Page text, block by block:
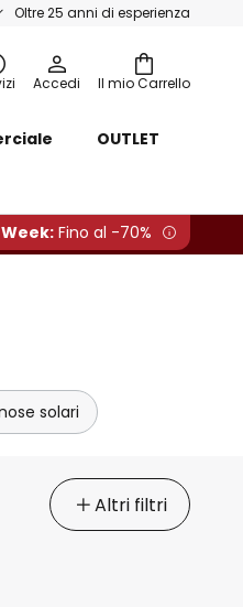
Oltre 25 anni di esperienza
Il mio Carrello
Accedi
OUTLET
Fino al -70%
solari
Altri filtri